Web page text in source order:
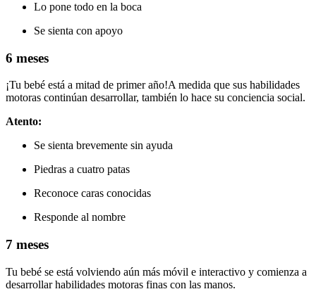
Lo pone todo en la boca
Se sienta con apoyo
6 meses
¡Tu bebé está a mitad de primer año!A medida que sus habilidades
motoras continúan desarrollar, también lo hace su conciencia social.
Atento:
Se sienta brevemente sin ayuda
Piedras a cuatro patas
Reconoce caras conocidas
Responde al nombre
7 meses
Tu bebé se está volviendo aún más móvil e interactivo y comienza a
desarrollar habilidades motoras finas con las manos.